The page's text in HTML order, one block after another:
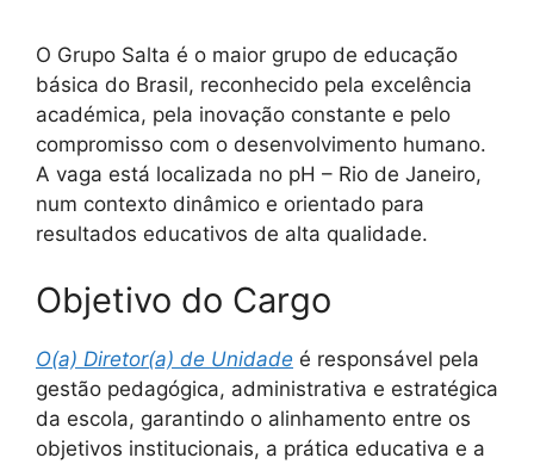
O Grupo Salta é o maior grupo de educação
básica do Brasil, reconhecido pela excelência
académica, pela inovação constante e pelo
compromisso com o desenvolvimento humano.
A vaga está localizada no pH – Rio de Janeiro,
num contexto dinâmico e orientado para
resultados educativos de alta qualidade.
Objetivo do Cargo
O(a) Diretor(a) de Unidade é responsável pela
gestão pedagógica, administrativa e estratégica
da escola, garantindo o alinhamento entre os
objetivos institucionais, a prática educativa e a